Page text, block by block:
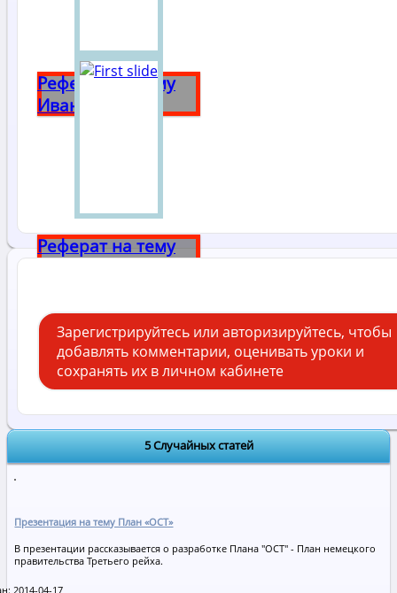
Реферат на тему
Иван Грозный
Реферат на тему
Зарегистрируйтесь или авторизируйтесь, чтобы
добавлять комментарии, оценивать уроки и
сохранять их в личном кабинете
5 Случайных статей
Презентация на тему План «ОСТ»
В презентации рассказывается о разработке Плана "ОСТ" - План немецкого
правительства Третьего рейха.
2014-04-17